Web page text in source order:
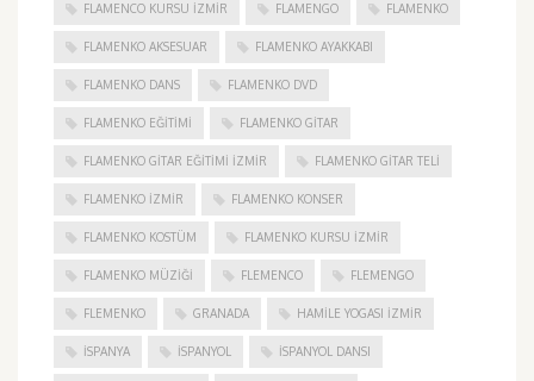
FLAMENCO KURSU İZMIR FLAMENGO FLAMENKO
FLAMENKO AKSESUAR FLAMENKO AYAKKABI
FLAMENKO DANS FLAMENKO DVD
FLAMENKO EĞITIMI FLAMENKO GITAR
FLAMENKO GITAR EĞITIMI İZMIR FLAMENKO GITAR TELI
FLAMENKO IZMIR FLAMENKO KONSER
FLAMENKO KOSTÜM FLAMENKO KURSU İZMIR
FLAMENKO MÜZIĞI FLEMENCO FLEMENGO
FLEMENKO GRANADA HAMILE YOGASI İZMIR
ISPANYA İSPANYOL İSPANYOL DANSI